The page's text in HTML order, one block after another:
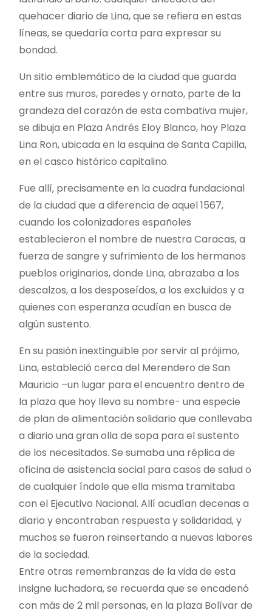
quehacer diario de Lina, que se refiera en estas
líneas, se quedaría corta para expresar su
bondad.
Un sitio emblemático de la ciudad que guarda
entre sus muros, paredes y ornato, parte de la
grandeza del corazón de esta combativa mujer,
se dibuja en Plaza Andrés Eloy Blanco, hoy Plaza
Lina Ron, ubicada en la esquina de Santa Capilla,
en el casco histórico capitalino.
Fue allí, precisamente en la cuadra fundacional
de la ciudad que a diferencia de aquel 1567,
cuando los colonizadores españoles
establecieron el nombre de nuestra Caracas, a
fuerza de sangre y sufrimiento de los hermanos
pueblos originarios, donde Lina, abrazaba a los
descalzos, a los desposeídos, a los excluidos y a
quienes con esperanza acudían en busca de
algún sustento.
En su pasión inextinguible por servir al prójimo,
Lina, estableció cerca del Merendero de San
Mauricio –un lugar para el encuentro dentro de
la plaza que hoy lleva su nombre- una especie
de plan de alimentación solidario que conllevaba
a diario una gran olla de sopa para el sustento
de los necesitados. Se sumaba una réplica de
oficina de asistencia social para casos de salud o
de cualquier índole que ella misma tramitaba
con el Ejecutivo Nacional. Allí acudían decenas a
diario y encontraban respuesta y solidaridad, y
muchos se fueron reinsertando a nuevas labores
de la sociedad.
Entre otras remembranzas de la vida de esta
insigne luchadora, se recuerda que se encadenó
con más de 2 mil personas, en la plaza Bolívar de